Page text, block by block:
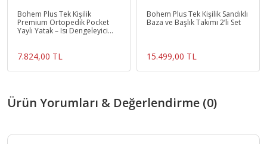
Bohem Plus Tek Kişilik
Premium Ortopedik Pocket
Yaylı Yatak – Isı Dengeleyici
7.824,00 TL
Bohem Plus Tek Kişilik Sandıklı
Baza ve Başlık Takımı 2’li Set
15.499,00 TL
Ürün Yorumları & Değerlendirme (0)